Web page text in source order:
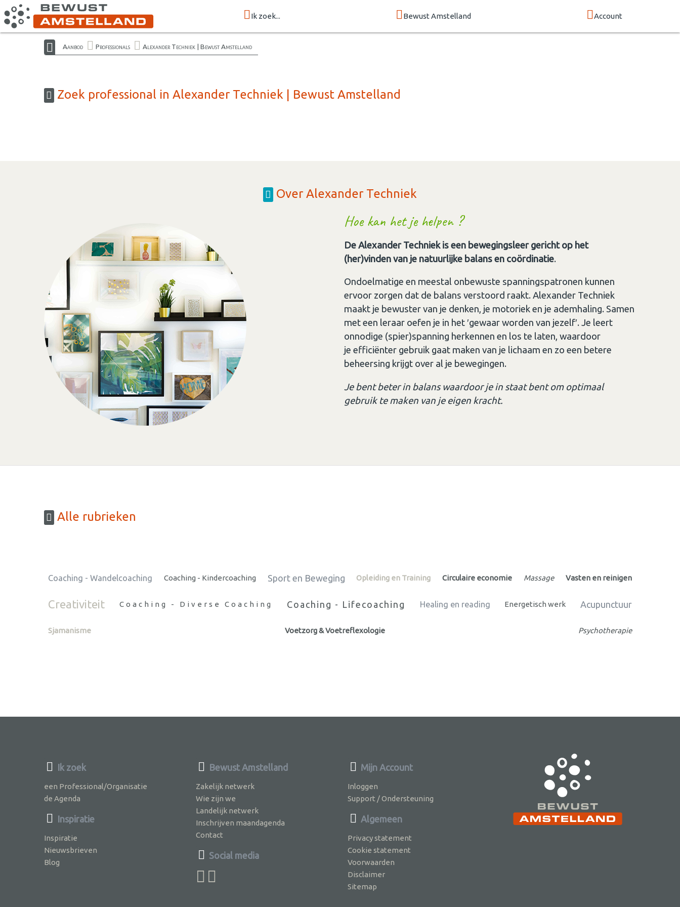
Ik zoek... Bewust Amstelland Account
Aanbod Professionals Alexander Techniek | Bewust Amstelland
Zoek professional in Alexander Techniek | Bewust Amstelland
Over Alexander Techniek
Hoe kan het je helpen ?
De Alexander Techniek is een bewegingsleer gericht op het
(her)vinden van je natuurlijke balans en coördinatie.
Ondoelmatige en meestal onbewuste spanningspatronen kunnen
ervoor zorgen dat de balans verstoord raakt. Alexander Techniek
maakt je bewuster van je denken, je motoriek en je ademhaling. Samen
met een leraar oefen je in het ′gewaar worden van jezelf′. Je leert
onnodige (spier)spanning herkennen en los te laten, waardoor
je efficiënter gebruik gaat maken van je lichaam en zo een betere
beheersing krijgt over al je bewegingen.
Je bent beter in balans waardoor je in staat bent om optimaal
gebruik te maken van je eigen kracht.
Alle rubrieken
Coaching - Wandelcoaching Coaching - Kindercoaching Sport en Beweging Opleiding en Training Circulaire economie Massage Vasten en reinigen
Creativiteit Coaching - Diverse Coaching Coaching - Lifecoaching Healing en reading Energetisch werk Acupunctuur
Sjamanisme Voetzorg & Voetreflexologie Psychotherapie
Ik zoek
een Professional/Organisatie
de Agenda
Inspiratie
Inspiratie
Nieuwsbrieven
Blog
Bewust Amstelland
Zakelijk netwerk
Wie zijn we
Landelijk netwerk
Inschrijven maandagenda
Contact
Social media
Mijn Account
Inloggen
Support / Ondersteuning
Algemeen
Privacy statement
Cookie statement
Voorwaarden
Disclaimer
Sitemap